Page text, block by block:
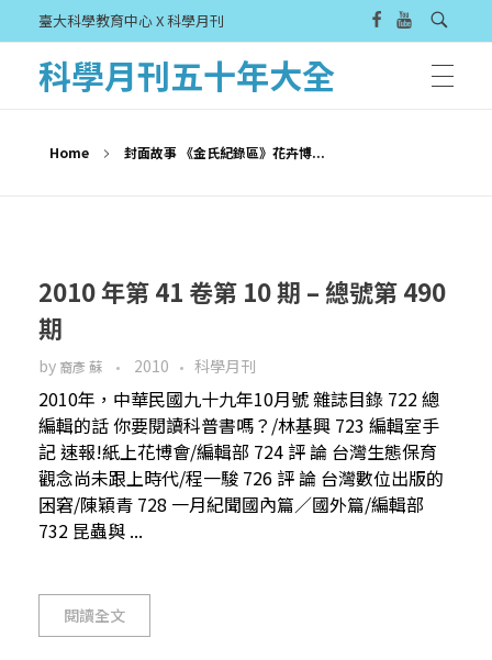
臺大科學教育中心 X 科學月刊
科學月刊五十年大全
Home 封面故事 《金氏紀錄區》花卉博...
2010 年第 41 卷第 10 期 – 總號第 490
期
by 裔彥 蘇 2010 科學月刊
2010年，中華民國九十九年10月號 雜誌目錄 722 總
編輯的話 你要閱讀科普書嗎？/林基興 723 編輯室手
記 速報!紙上花博會/編輯部 724 評 論 台灣生態保育
觀念尚未跟上時代/程一駿 726 評 論 台灣數位出版的
困窘/陳穎青 728 一月紀聞國內篇／國外篇/編輯部
732 昆蟲與 ...
閱讀全文